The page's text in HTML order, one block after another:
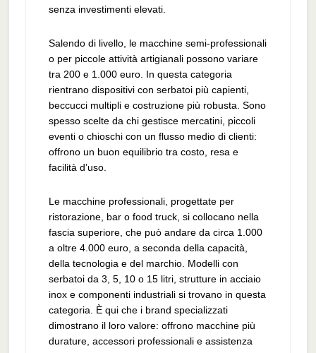
senza investimenti elevati.
Salendo di livello, le macchine semi-professionali
o per piccole attività artigianali possono variare
tra 200 e 1.000 euro. In questa categoria
rientrano dispositivi con serbatoi più capienti,
beccucci multipli e costruzione più robusta. Sono
spesso scelte da chi gestisce mercatini, piccoli
eventi o chioschi con un flusso medio di clienti:
offrono un buon equilibrio tra costo, resa e
facilità d’uso.
Le macchine professionali, progettate per
ristorazione, bar o food truck, si collocano nella
fascia superiore, che può andare da circa 1.000
a oltre 4.000 euro, a seconda della capacità,
della tecnologia e del marchio. Modelli con
serbatoi da 3, 5, 10 o 15 litri, strutture in acciaio
inox e componenti industriali si trovano in questa
categoria. È qui che i brand specializzati
dimostrano il loro valore: offrono macchine più
durature, accessori professionali e assistenza